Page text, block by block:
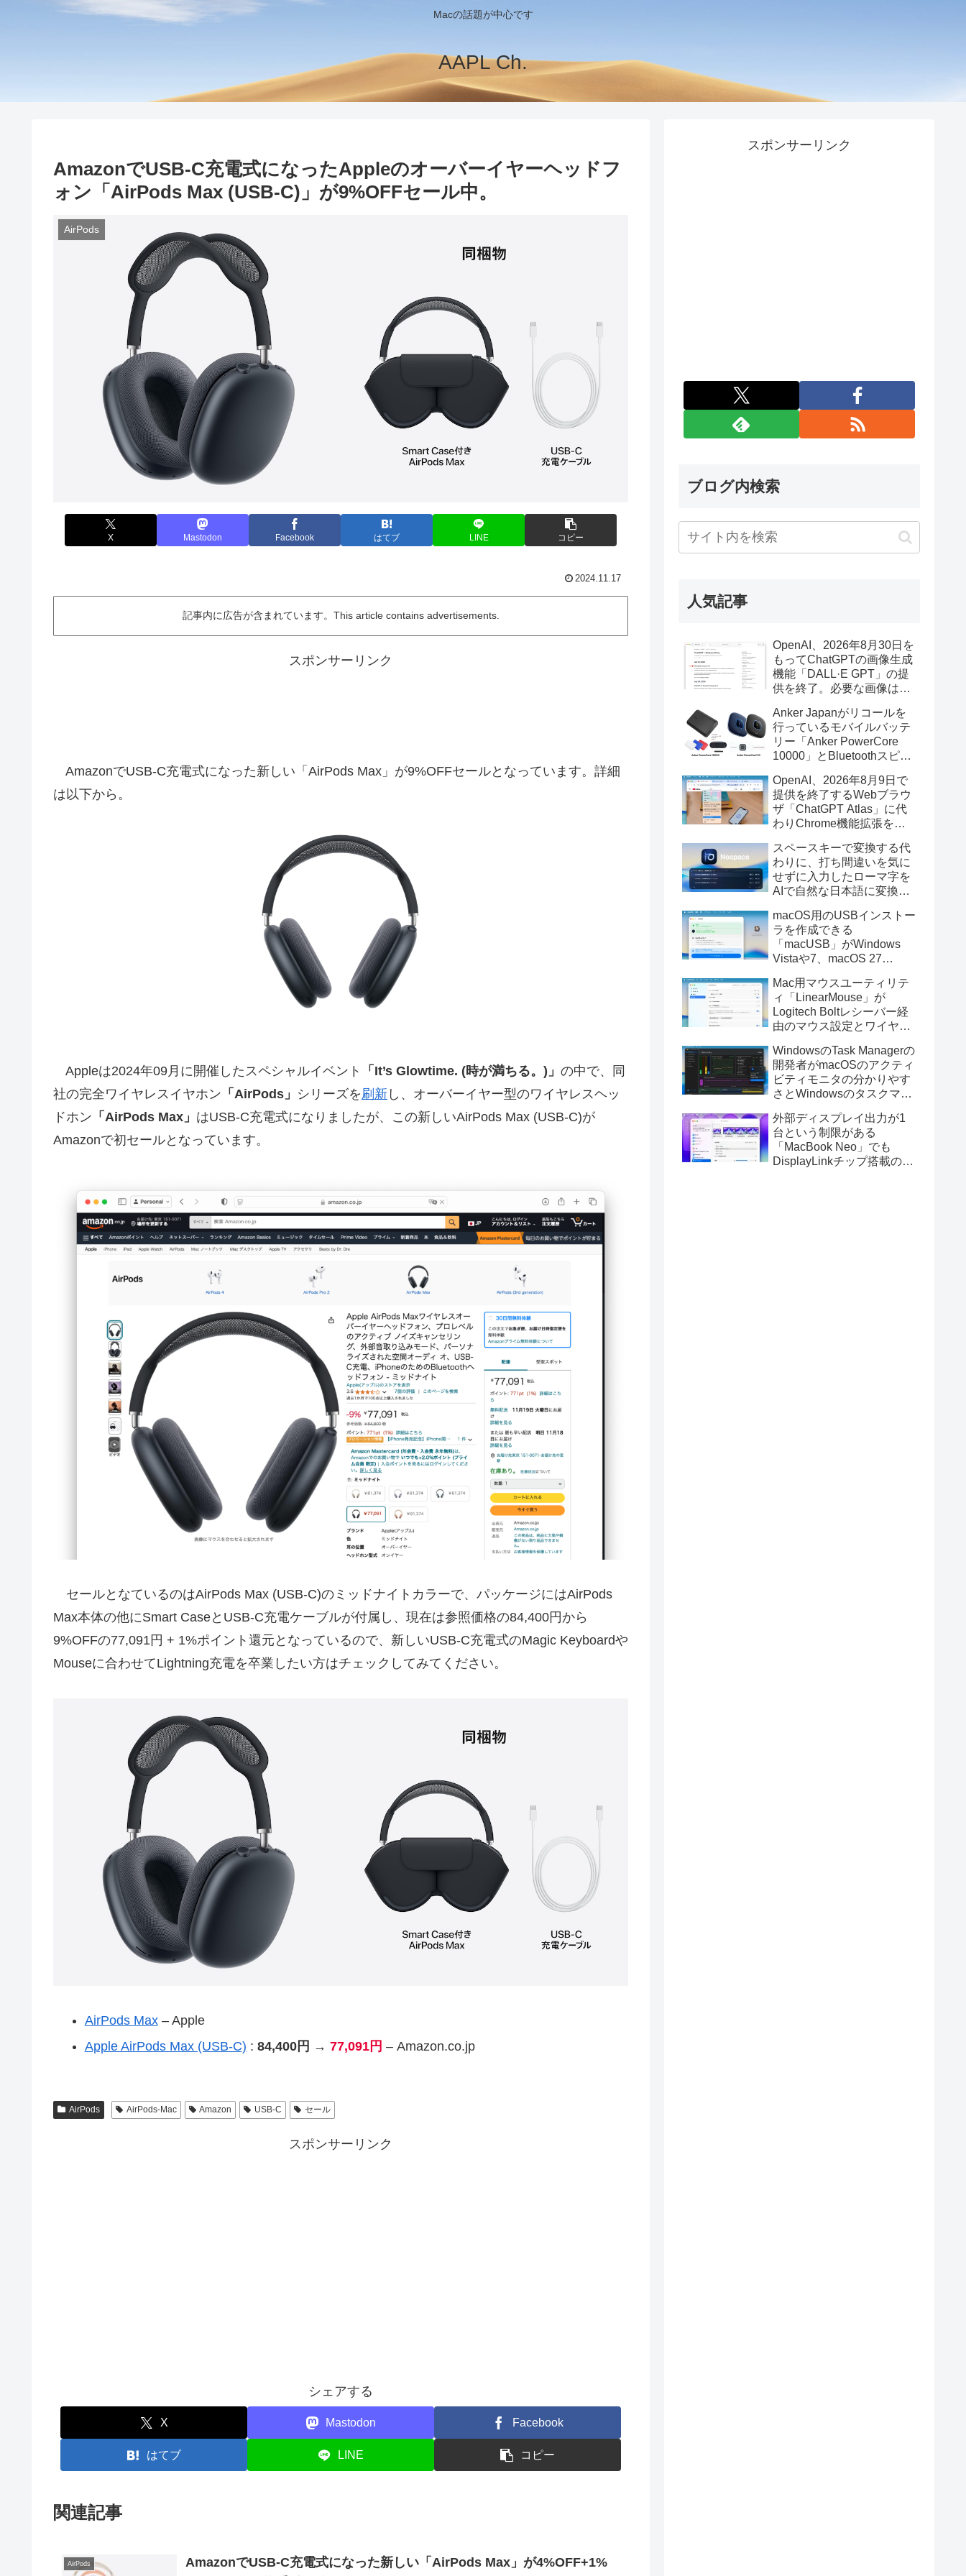
Macの話題が中心です
AAPL Ch.
AmazonでUSB-C充電式になったAppleのオーバーイヤーヘッドフ
ォン「AirPods Max (USB-C)」が9%OFFセール中。
AirPods
X Mastodon Facebook はてブ LINE コピー
2024.11.17
記事内に広告が含まれています。This article contains advertisements.
スポンサーリンク
AmazonでUSB-C充電式になった新しい「AirPods Max」が9%OFFセールとなっています。詳細
は以下から。
Appleは2024年09月に開催したスペシャルイベント 「It’s Glowtime. (時が満ちる。)」 の中で、同
社の完全ワイヤレスイヤホン 「AirPods」 シリーズを刷新 し、オーバーイヤー型のワイヤレスヘッ
ドホン 「AirPods Max」 はUSB-C充電式になりましたが、この新しいAirPods Max (USB-C)が
Amazonで初セールとなっています。
セールとなているのはAirPods Max (USB-C)のミッドナイトカラーで、パッケージにはAirPods
Max本体の他にSmart CaseとUSB-C充電ケーブルが付属し、現在は参照価格の84,400円から
9%OFFの77,091円 + 1%ポイント還元となっているので、新しいUSB-C充電式のMagic Keyboardや
Mouseに合わせてLightning充電を卒業したい方はチェックしてみてください。
AirPods Max– Apple
Apple AirPods Max (USB-C) : 84,400円 → 77,091円 – Amazon.co.jp
AirPods AirPods-Mac Amazon USB-C セール
スポンサーリンク
シェアする
X Mastodon Facebook
はてブ LINE コピー
関連記事
AirPods
AmazonでUSB-C充電式になった新しい「AirPods Max」が4%OFF+1%
スポンサーリンク
ブログ内検索
人気記事
OpenAI、2026年8月30日を
もってChatGPTの画像生成
機能「DALL·E GPT」の提
供を終了。必要な画像は期
Anker Japanがリコールを
行っているモバイルバッテ
リー「Anker PowerCore
10000」とBluetoothスピー
辺を焼損する火災が6月に3
件発生していたそうなので
注意を。
OpenAI、2026年8月9日で
提供を終了するWebブラウ
ザ「ChatGPT Atlas」に代
わりChrome機能拡張をア
画の質問やAsk ChatGPT機
能を追加。
スペースキーで変換する代
わりに、打ち間違いを気に
せずに入力したローマ字を
AIで自然な日本語に変換し
力アプリ「Nospace」がリ
リース。
macOS用のUSBインストー
ラを作成できる
「macUSB」がWindows
Vistaや7、macOS 27
トーラの作成に対応。
Mac用マウスユーティリテ
ィ「LinearMouse」が
Logitech Boltレシーバー経
由のマウス設定とワイヤレ
ックボールに対応。
WindowsのTask Managerの
開発者がmacOSのアクティ
ビティモニタの分かりやす
さとWindowsのタスクマネ
Mac用システムモニタアプ
リ「Task Manager TMOG」
のBeta版を公開。
外部ディスプレイ出力が1
台という制限がある
「MacBook Neo」でも
DisplayLinkチップ搭載の